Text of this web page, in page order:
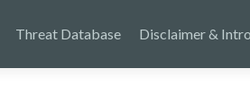
Threat Database Disclaimer &